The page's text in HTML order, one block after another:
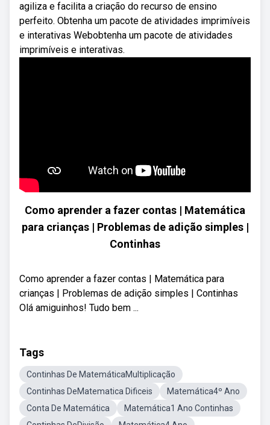
agiliza e facilita a criação do recurso de ensino
perfeito. Obtenha um pacote de atividades imprimíveis
e interativas Webobtenha um pacote de atividades
imprimíveis e interativas.
Como aprender a fazer contas | Matemática
para crianças | Problemas de adição simples |
Continhas
Como aprender a fazer contas | Matemática para
crianças | Problemas de adição simples | Continhas
Olá amiguinhos! Tudo bem ...
Tags
Continhas De MatemáticaMultiplicação
Continhas DeMatematica Dificeis
Matemática4º Ano
Conta De Matemática
Matemática1 Ano Continhas